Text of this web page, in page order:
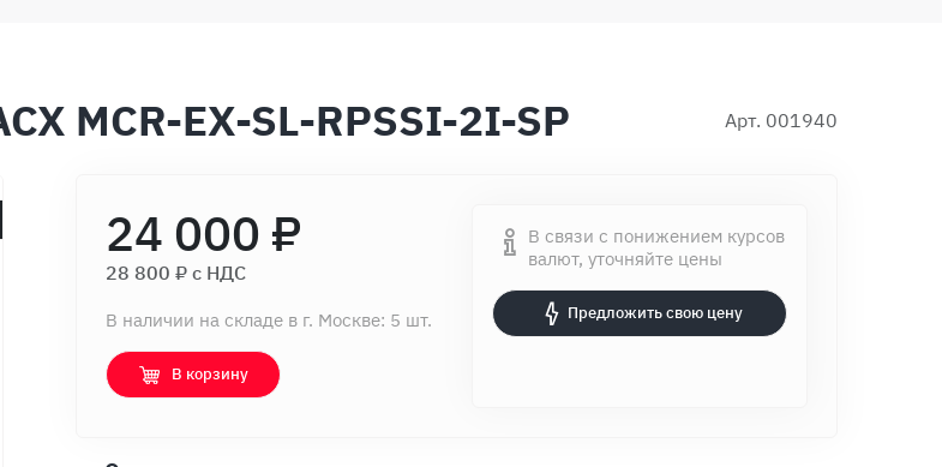
MCR-EX-SL-RPSSI-2I-SP Арт. 001940
24 000 ₽
28 800 ₽ c НДС
В наличии на складе в г. Москве: 5 шт.
В корзину
В связи с понижением курсов
валют, уточняйте цены
Предложить свою цену